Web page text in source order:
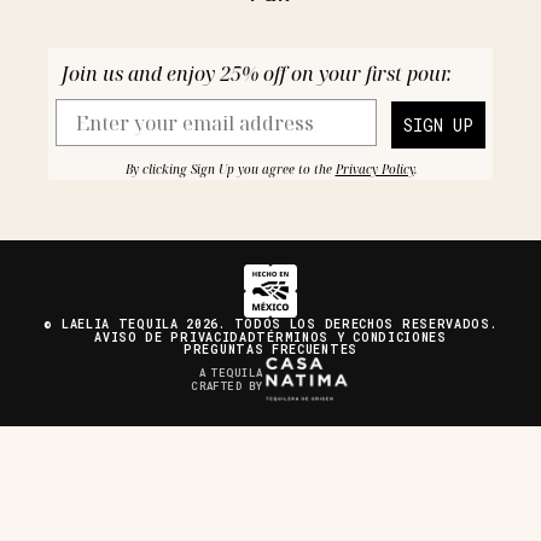
Join us and enjoy 25% off on your first pour.
Email
SIGN UP
By clicking Sign Up you agree to the Privacy Policy.
© LAELIA TEQUILA 2026. TODOS LOS DERECHOS RESERVADOS.
AVISO DE PRIVACIDADTÉRMINOS Y CONDICIONES
PREGUNTAS FRECUENTES
A TEQUILA
CRAFTED BY